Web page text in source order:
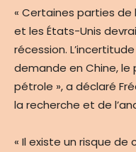
« Certaines parties de
et les États-Unis
récession.
demande en Chine,
pétrole », a déclaré
la recherche et de
« Il existe un risque